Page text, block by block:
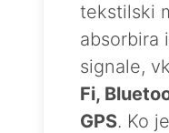
tekstilski
absorbira
signale,
Fi,
GPS. Ko